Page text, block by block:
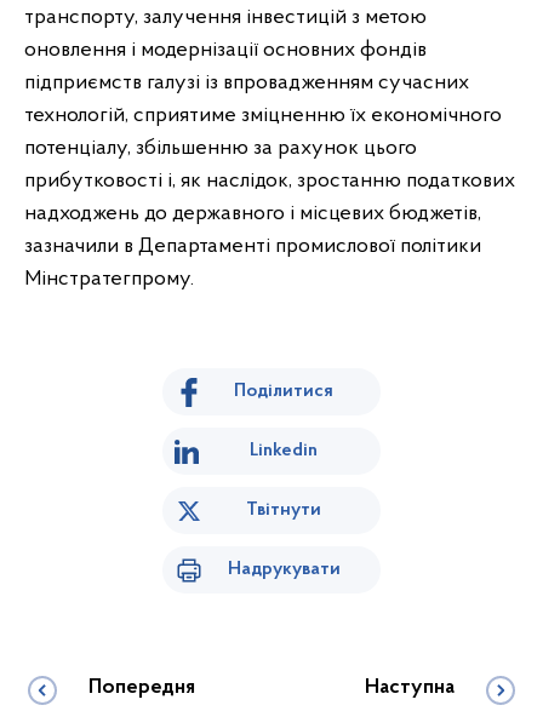
транспорту, залучення інвестицій з метою
оновлення і модернізації основних фондів
підприємств галузі із впровадженням сучасних
технологій, сприятиме зміцненню їх економічного
потенціалу, збільшенню за рахунок цього
прибутковості і, як наслідок, зростанню податкових
надходжень до державного і місцевих бюджетів,
зазначили в Департаменті промислової політики
Мінстратегпрому.
Поділитися
Linkedin
Твітнути
Надрукувати
Попередня Наступна